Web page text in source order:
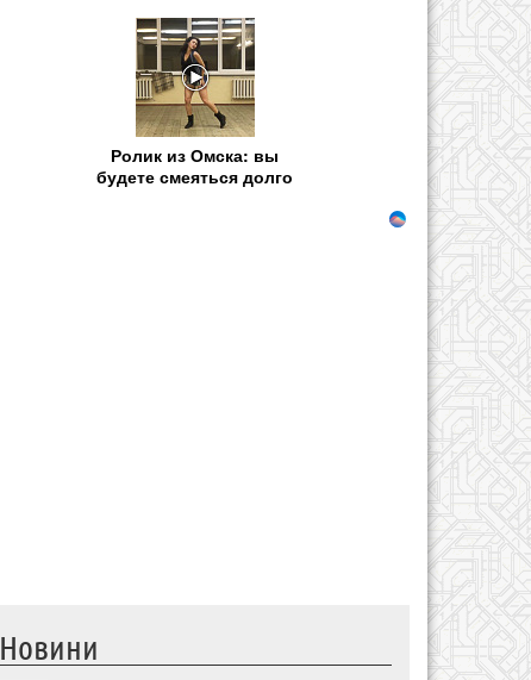
Ролик из Омска: вы
будете смеяться долго
Новини